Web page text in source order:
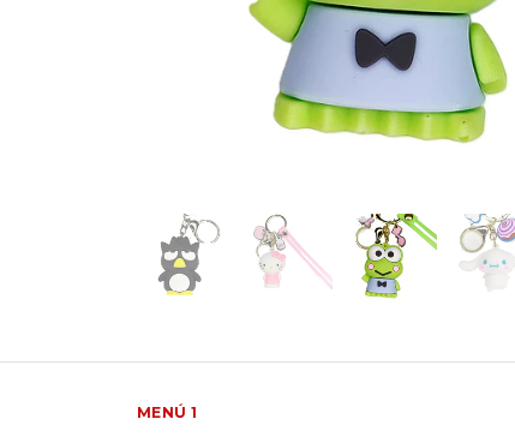
MENÚ 1